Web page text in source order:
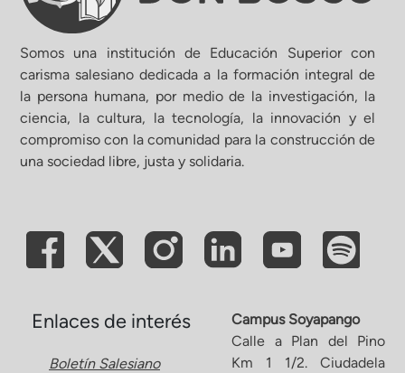
Somos una institución de Educación Superior con
carisma salesiano dedicada a la formación integral de
la persona humana, por medio de la investigación, la
ciencia, la cultura, la tecnología, la innovación y el
compromiso con la comunidad para la construcción de
una sociedad libre, justa y solidaria.
Enlaces de interés
Boletín Salesiano
Campus Soyapango
Calle a Plan del Pino
Km 1 1/2. Ciudadela